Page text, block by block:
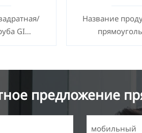
GI
ANSI и др.
Название
Стандарты:
предложение